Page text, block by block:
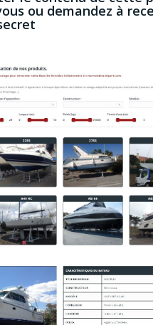
ou demandez à